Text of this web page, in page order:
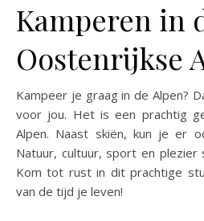
Kamperen in
Oostenrijkse
Kampeer je graag in de Alpen?
voor jou. Het is een prachtig
Alpen. Naast skiën, kun je er
Natuur, cultuur, sport en plezier
Kom tot rust in dit prachtige
van de tijd je leven!